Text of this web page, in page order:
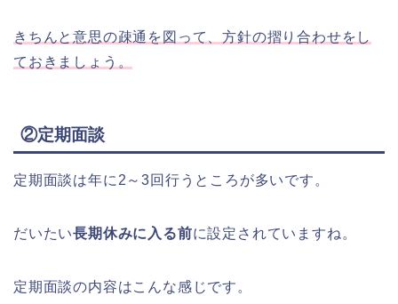
きちんと意思の疎通を図って、方針の摺り合わせをし
ておきましょう。
②定期面談
定期面談は年に2～3回行うところが多いです。
だいたい長期休みに入る前に設定されていますね。
定期面談の内容はこんな感じです。